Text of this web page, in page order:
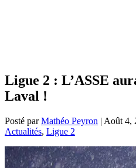
Ligue 2 : L’ASSE
Laval !
Posté parMathéo Peyron | Août 4,
Actualités, Ligue 2